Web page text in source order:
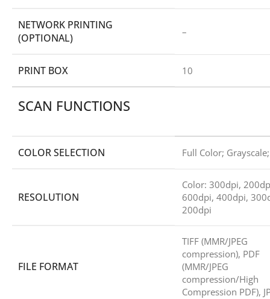
NETWORK PRINTING
(OPTIONAL)
–
PRINT BOX 10
SCAN FUNCTIONS
COLOR SELECTION Full Color;
RESOLUTION
Color: 300dpi,
600dpi, 400dpi,
200dpi
FILE FORMAT
TIFF (MMR/JPEG
compression), PDF
(MMR/JPEG
compression/High
Compression PDF),